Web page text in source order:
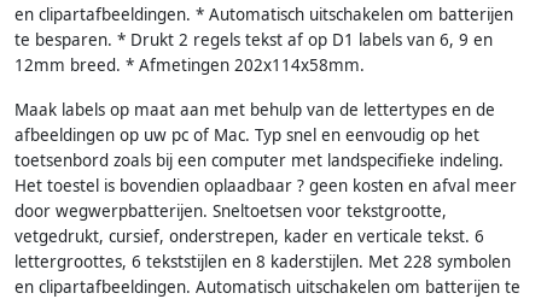
en clipartafbeeldingen. * Automatisch uitschakelen om batterijen
te besparen. * Drukt 2 regels tekst af op D1 labels van 6, 9 en
12mm breed. * Afmetingen 202x114x58mm.
Maak labels op maat aan met behulp van de lettertypes en de
afbeeldingen op uw pc of Mac. Typ snel en eenvoudig op het
toetsenbord zoals bij een computer met landspecifieke indeling.
Het toestel is bovendien oplaadbaar ? geen kosten en afval meer
door wegwerpbatterijen. Sneltoetsen voor tekstgrootte,
vetgedrukt, cursief, onderstrepen, kader en verticale tekst. 6
lettergroottes, 6 tekststijlen en 8 kaderstijlen. Met 228 symbolen
en clipartafbeeldingen. Automatisch uitschakelen om batterijen te